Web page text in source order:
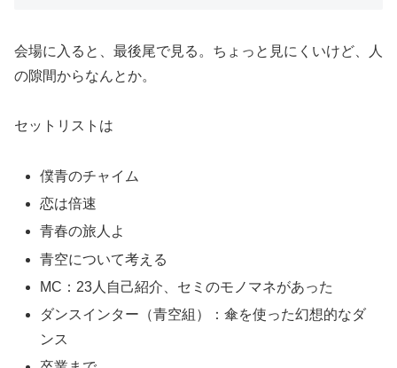
会場に入ると、最後尾で見る。ちょっと見にくいけど、人
の隙間からなんとか。
セットリストは
僕青のチャイム
恋は倍速
青春の旅人よ
青空について考える
MC：23人自己紹介、セミのモノマネがあった
ダンスインター（青空組）：傘を使った幻想的なダ
ンス